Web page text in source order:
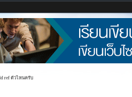
ref ตัวไหนครับ